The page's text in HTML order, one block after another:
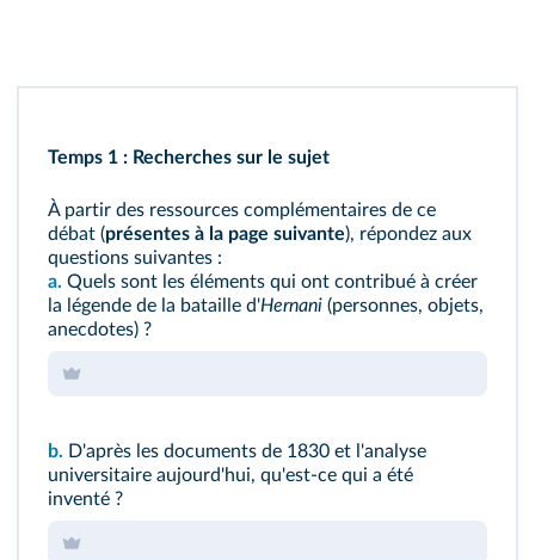
Temps 1 : Recherches sur le sujet
À partir des ressources complémentaires de ce
débat (présentes à la page suivante), répondez aux
questions suivantes :
a. Quels sont les éléments qui ont contribué à créer
la légende de la bataille d'Hernani (personnes, objets,
anecdotes) ?
b. D'après les documents de 1830 et l'analyse
universitaire aujourd'hui, qu'est-ce qui a été
inventé ?